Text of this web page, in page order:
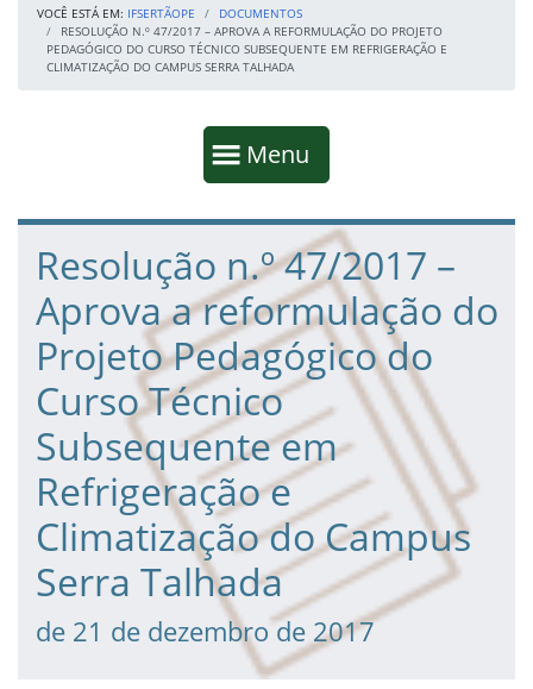
VOCÊ ESTÁ EM: IFSERTÃOPE
DOCUMENTOS
RESOLUÇÃO N.º 47/2017 – APROVA A REFORMULAÇÃO DO PROJETO
PEDAGÓGICO DO CURSO TÉCNICO SUBSEQUENTE EM REFRIGERAÇÃO E
CLIMATIZAÇÃO DO CAMPUS SERRA TALHADA
Mostrar
Menu
Fim da navegação
Início do conteúdo
Resolução n.º 47/2017 –
Aprova a reformulação do
Projeto Pedagógico do
Curso Técnico
Subsequente em
Refrigeração e
Climatização do Campus
Serra Talhada
de 21 de dezembro de 2017